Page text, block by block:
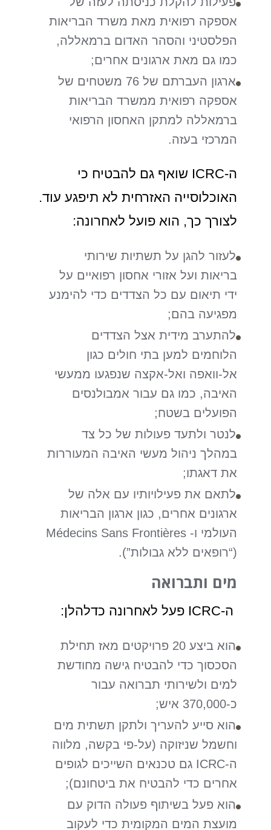
אספקה רפואית מאת משרד הבריאות
הפלסטיני והסהר האדום ברמאללה,
כמו גם מאת ארגונים אחרים;
ארגון העברתם של 76 משטחים של
אספקה רפואית ממשרד הבריאות
ברמאללה למתקן האחסון הרפואי
המרכזי בעזה.
ה-ICRC שואף גם להבטיח כי
האוכלוסייה האזרחית לא תיפגע עוד.
לצורך כך, הוא פועל לאחרונה:
לעזור להגן על תשתיות שירותי
בריאות ועל אזורי אחסון רפואיים על
ידי תיאום עם כל הצדדים כדי להימנע
מפגיעה בהם;
להתערב מידית אצל הצדדים
הלוחמים למען בתי חולים כגון
אל-וואפה ואל-אקצה שנפגעו ממעשי
האיבה, כמו גם עבור אמבולנסים
הפועלים בשטח;
לנטר ולתעד פעולות של כל צד
במהלך ניהול מעשי האיבה המעוררות
את דאגתו;
לתאם את פעילויותיו עם אלה של
ארגונים אחרים, כגון ארגון הבריאות
העולמי ו- Médecins Sans Frontières
(“רופאים ללא גבולות”).
מים ותברואה
ה-ICRC פעל לאחרונה כדלהלן:
הוא ביצע 20 פרויקטים מאז תחילת
הסכסוך כדי להבטיח גישה מחודשת
למים ולשירותי תברואה עבור
כ-370,000 איש;
הוא סייע להעריך ולתקן תשתית מים
וחשמל שניזוקה (על-פי בקשה, מלווה
ה-ICRC גם טכנאים השייכים לגופים
אחרים כדי להבטיח את ביטחונם);
הוא פעל בשיתוף פעולה הדוק עם
מועצת המים המקומית כדי לעקוב